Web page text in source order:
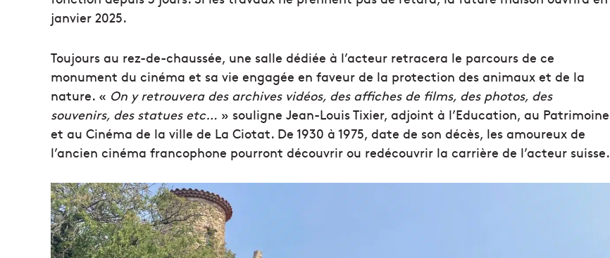
janvier 2025.
Toujours au rez-de-chaussée, une salle dédiée à l’acteur retracera le parcours de ce
monument du cinéma et sa vie engagée en faveur de la protection des animaux et de la
nature. « On y retrouvera des archives vidéos, des affiches de films, des photos, des
souvenirs, des statues etc… » souligne Jean-Louis Tixier, adjoint à l’Education, au Patrimoine
et au Cinéma de la ville de La Ciotat. De 1930 à 1975, date de son décès, les amoureux de
l’ancien cinéma francophone pourront découvrir ou redécouvrir la carrière de l’acteur suisse.